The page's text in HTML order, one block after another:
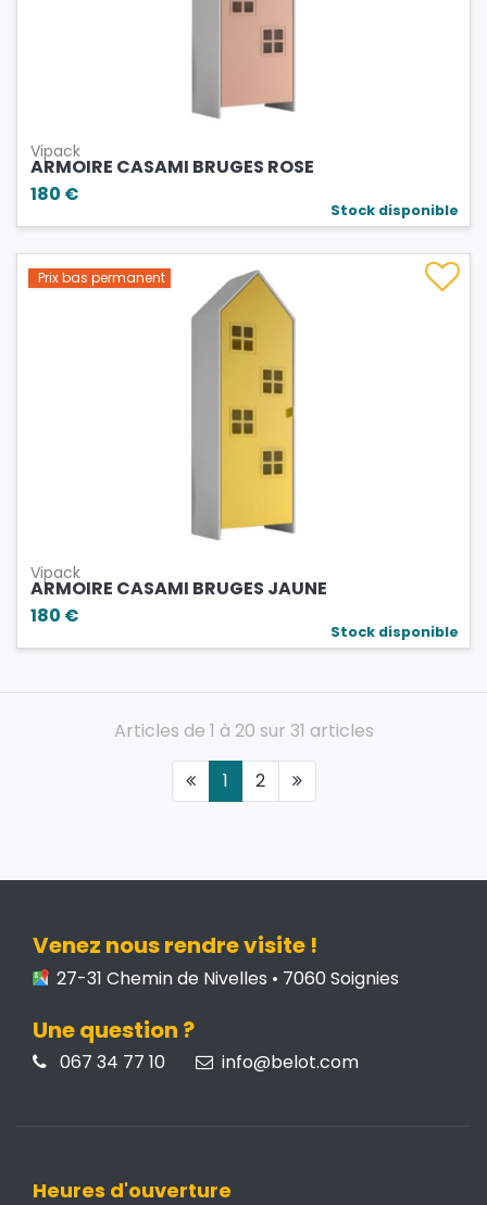
Vipack
ARMOIRE CASAMI BRUGES ROSE
180 €
Stock disponible
Prix bas permanent
Vipack
ARMOIRE CASAMI BRUGES JAUNE
180 €
Stock disponible
Articles de 1 à 20 sur 31 articles
1
2
Venez nous rendre visite !
27-31 Chemin de Nivelles • 7060 Soignies
Une question ?
067 34 77 10 info@belot.com
Heures d'ouverture